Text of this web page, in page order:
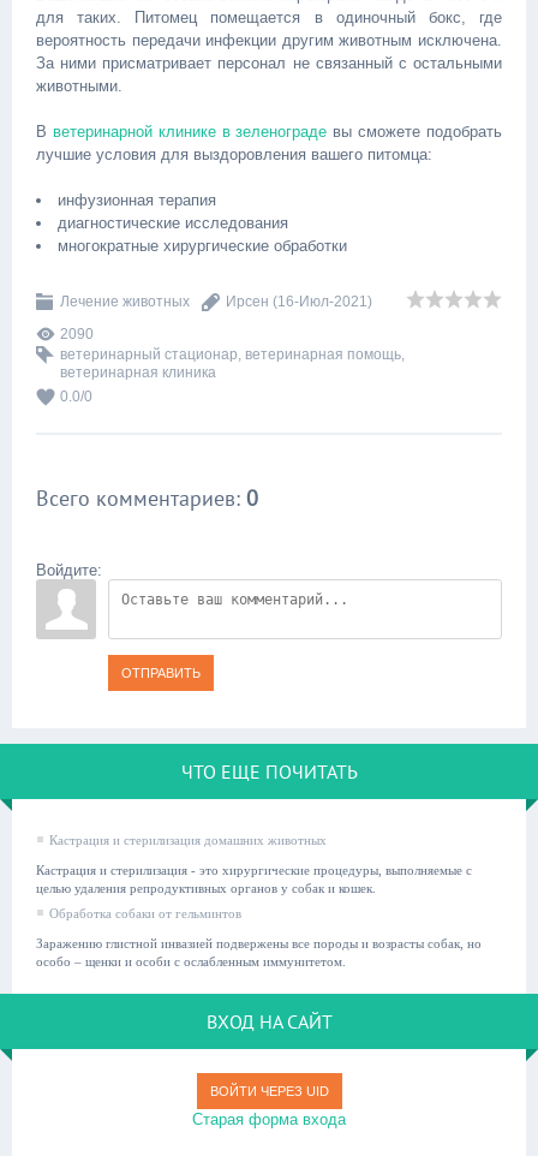
для таких. Питомец помещается в одиночный бокс, где
вероятность передачи инфекции другим животным исключена.
За ними присматривает персонал не связанный с остальными
животными.
В ветеринарной клинике в зеленограде вы сможете подобрать
лучшие условия для выздоровления вашего питомца:
инфузионная терапия
диагностические исследования
многократные хирургические обработки
Лечение животных Ирсен (16-Июл-2021)
2090
ветеринарный стационар, ветеринарная помощь,
ветеринарная клиника
0.0/0
Всего комментариев: 0
Войдите:
ОТПРАВИТЬ
ЧТО ЕЩЕ ПОЧИТАТЬ
Кастрация и стерилизация домашних животных
Кастрация и стерилизация - это хирургические процедуры, выполняемые с
целью удаления репродуктивных органов у собак и кошек.
Обработка собаки от гельминтов
Заражению глистной инвазией подвержены все породы и возрасты собак, но
особо – щенки и особи с ослабленным иммунитетом.
ВХОД НА САЙТ
ВОЙТИ ЧЕРЕЗ UID
Старая форма входа